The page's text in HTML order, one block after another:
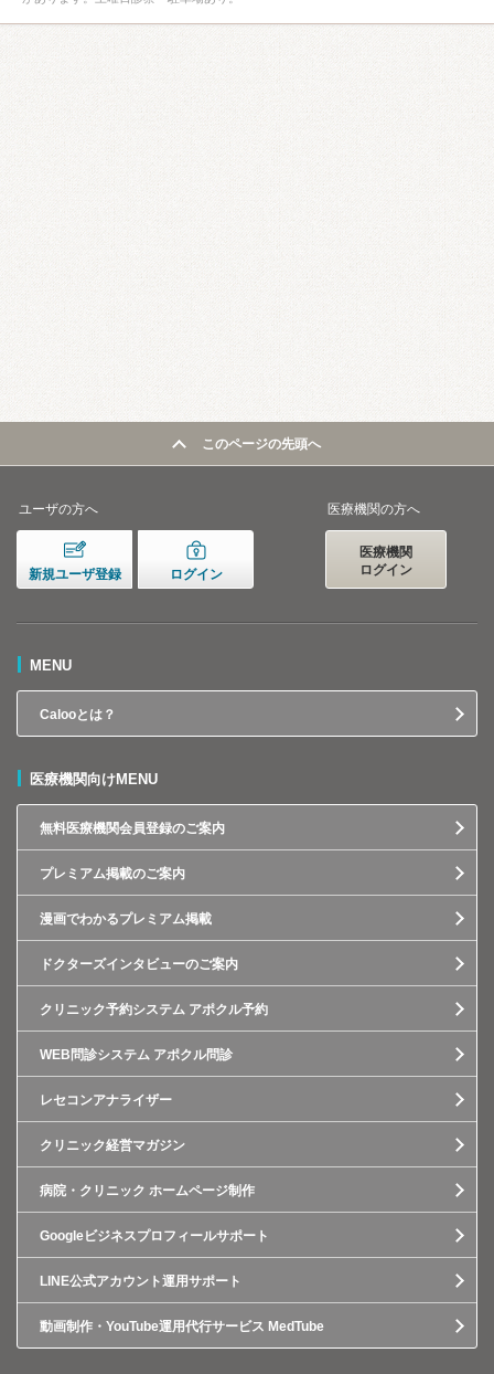
このページの先頭へ
ユーザの方へ
新規ユーザ登録 ログイン
医療機関の方へ
医療機関
ログイン
MENU
Calooとは？
医療機関向けMENU
無料医療機関会員登録のご案内
プレミアム掲載のご案内
漫画でわかるプレミアム掲載
ドクターズインタビューのご案内
クリニック予約システム アポクル予約
WEB問診システム アポクル問診
レセコンアナライザー
クリニック経営マガジン
病院・クリニック ホームページ制作
Googleビジネスプロフィールサポート
LINE公式アカウント運用サポート
動画制作・YouTube運用代行サービス MedTube